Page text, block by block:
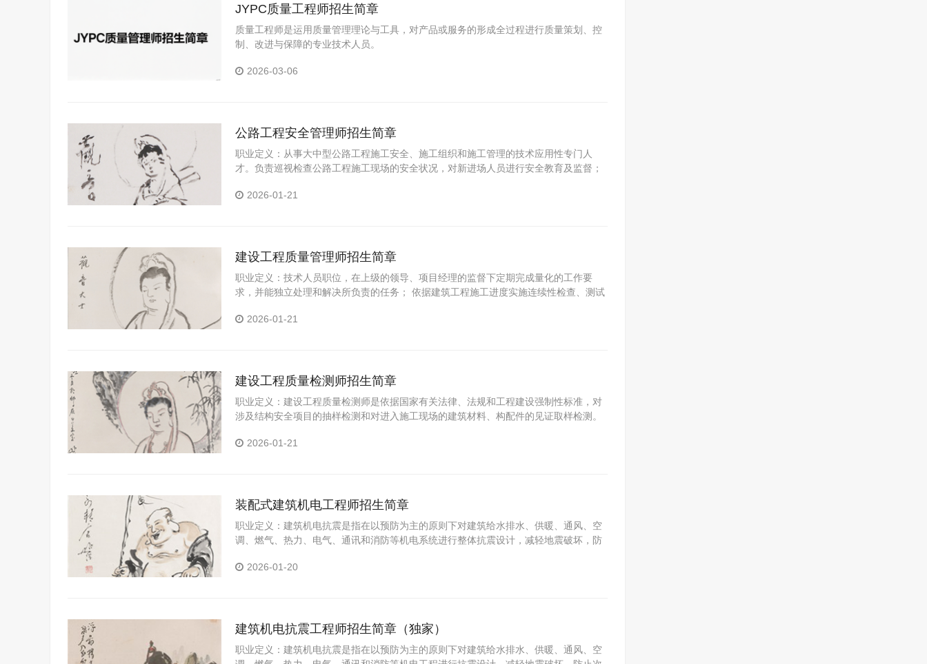
JYPC质量工程师招生简章
质量工程师是运用质量管理理论与工具，对产品或服务的形成全过程进行质量策划、控
制、改进与保障的专业技术人员。
2026-03-06
公路工程安全管理师招生简章
职业定义：从事大中型公路工程施工安全、施工组织和施工管理的技术应用性专门人
才。负责巡视检查公路工程施工现场的安全状况，对新进场人员进行安全教育及监督；
理或相关领导汇报并有权要求立即停止公路工程施工作业。有权检查与安全相关的内业
2026-01-21
建设工程质量管理师招生简章
职业定义：技术人员职位，在上级的领导、项目经理的监督下定期完成量化的工作要
求，并能独立处理和解决所负责的任务； 依据建筑工程施工进度实施连续性检查、测试
在施工过程中各工序的质量检查； 对建筑工程原材料的样本测试和质量检测； 负责建筑
2026-01-21
建设工程质量检测师招生简章
职业定义：建设工程质量检测师是依据国家有关法律、法规和工程建设强制性标准，对
涉及结构安全项目的抽样检测和对进入施工现场的建筑材料、构配件的见证取样检测。
制性标准的情况，以及涉及结构安全检测结果的不合格情况，及时报告工程所在地建设
2026-01-21
装配式建筑机电工程师招生简章
职业定义：建筑机电抗震是指在以预防为主的原则下对建筑给水排水、供暖、通风、空
调、燃气、热力、电气、通讯和消防等机电系统进行整体抗震设计，减轻地震破坏，防
2026-01-20
建筑机电抗震工程师招生简章（独家）
职业定义：建筑机电抗震是指在以预防为主的原则下对建筑给水排水、供暖、通风、空